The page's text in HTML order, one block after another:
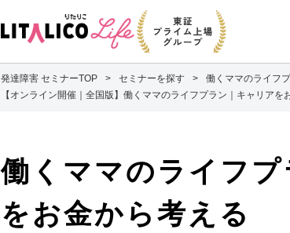
発達障害 セミナーTOP セミナーを探す
働くママのライフ
【オンライン開催｜全国版】働くママのライフプラン｜キャリアを
働くママのライフ
をお金から考える